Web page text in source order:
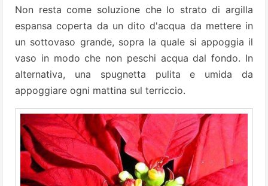
Non resta come soluzione che lo strato di argilla
espansa coperta da un dito d'acqua da mettere in
un sottovaso grande, sopra la quale si appoggia il
vaso in modo che non peschi acqua dal fondo. In
alternativa, una spugnetta pulita e umida da
appoggiare ogni mattina sul terriccio.